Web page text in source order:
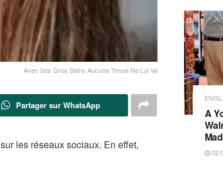
Avec Ses Gros Seins Aucune Tenue Ne Lui Va
Partager sur WhatsApp
sur les réseaux sociaux. En effet,
A
02/